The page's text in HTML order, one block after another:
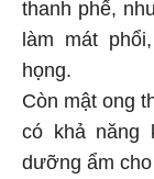
thanh phế,
làm mát
họng.
Còn mật ong
có khả năng
dưỡng ẩm